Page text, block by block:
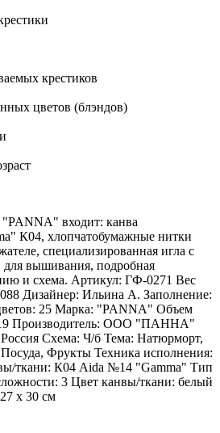
крестиков
цветов (блэндов)
входит: канва
К04, хлопчатобумажные нитки
специализированная игла с
вышивания, подробная
и схема. Артикул: ГФ-0271 Вес
Дизайнер: Ильина А. Заполнение:
25 Марка: "PANNA" Объем
Производитель: ООО "ПАННА"
Схема: Ч/б Тема: Натюрморт,
Фрукты Техника исполнения:
ткани: К04 Aida №14 "Gamma" Тип
3 Цвет канвы/ткани: белый
x 30 см